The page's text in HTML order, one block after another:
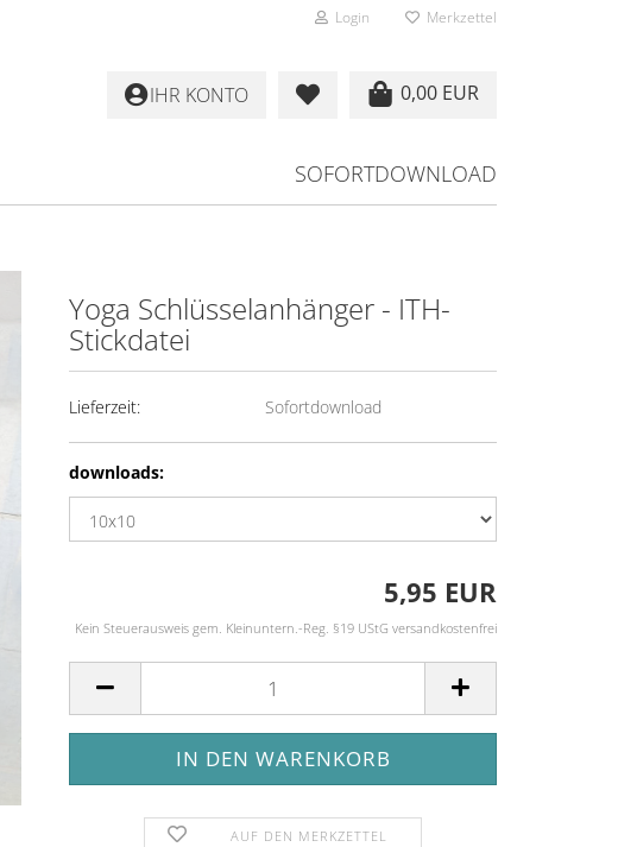
Login Merkzettel
0,00 EUR
IHR KONTO
SOFORTDOWNLOAD
Yoga Schlüsselanhänger - ITH-
Stickdatei
Lieferzeit: Sofortdownload
downloads:
5,95 EUR
Kein Steuerausweis gem. Kleinuntern.-Reg. §19 UStG versandkostenfrei
AUF DEN MERKZETTEL